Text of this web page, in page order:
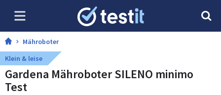
Mähroboter
Klein & leise
Gardena Mähroboter SILENO minimo
Test